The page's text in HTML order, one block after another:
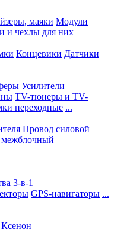
маяки Модули
и чехлы для них
Концевики Датчики
Усилители
TV-тюнеры и TV-
переходные ...
Провод силовой
3-в-1
GPS-навигаторы ...
Ксенон